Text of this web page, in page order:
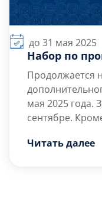
до 31 мая 2025
Набор по
Продолжается
мая 2025 года.
сентябре.
российский
Читать далее